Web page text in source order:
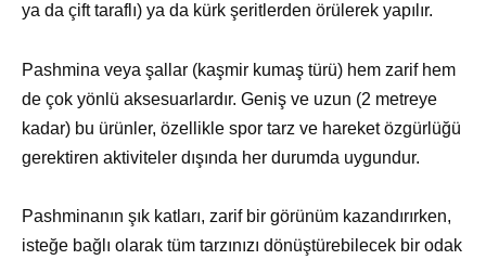
ya da çift taraflı) ya da kürk şeritlerden örülerek yapılır.
Pashmina veya şallar (kaşmir kumaş türü) hem zarif hem
de çok yönlü aksesuarlardır. Geniş ve uzun (2 metreye
kadar) bu ürünler, özellikle spor tarz ve hareket özgürlüğü
gerektiren aktiviteler dışında her durumda uygundur.
Pashminanın şık katları, zarif bir görünüm kazandırırken,
isteğe bağlı olarak tüm tarzınızı dönüştürebilecek bir odak